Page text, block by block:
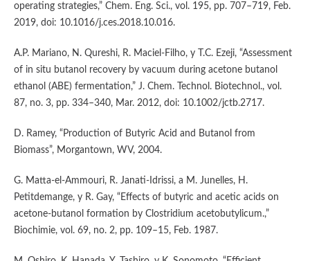
operating strategies,” Chem. Eng. Sci., vol. 195, pp. 707–719, Feb.
2019, doi: 10.1016/j.ces.2018.10.016.
A.P. Mariano, N. Qureshi, R. Maciel-Filho, y T.C. Ezeji, “Assessment
of in situ butanol recovery by vacuum during acetone butanol
ethanol (ABE) fermentation,” J. Chem. Technol. Biotechnol., vol.
87, no. 3, pp. 334–340, Mar. 2012, doi: 10.1002/jctb.2717.
D. Ramey, “Production of Butyric Acid and Butanol from
Biomass”, Morgantown, WV, 2004.
G. Matta-el-Ammouri, R. Janati-Idrissi, a M. Junelles, H.
Petitdemange, y R. Gay, “Effects of butyric and acetic acids on
acetone-butanol formation by Clostridium acetobutylicum.,”
Biochimie, vol. 69, no. 2, pp. 109–15, Feb. 1987.